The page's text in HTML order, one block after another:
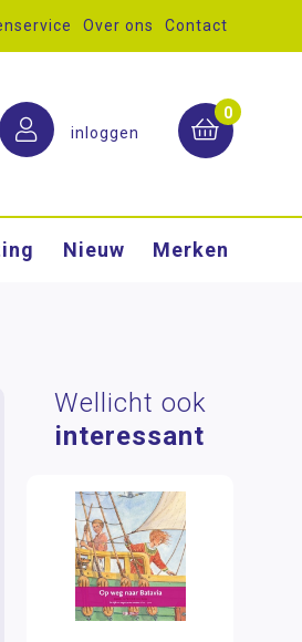
Over ons Contact
inloggen
0
Nieuw Merken
Wellicht ook
interessant